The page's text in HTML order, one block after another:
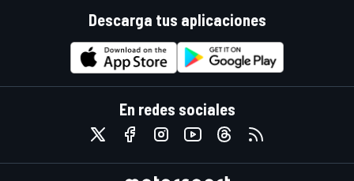
Descarga tus aplicaciones
En redes sociales